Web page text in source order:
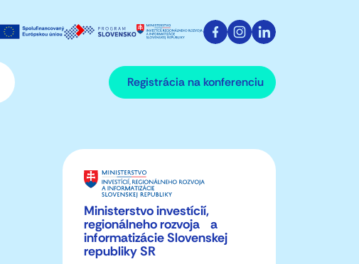
https://https://
Registrácia na konferenciu
Ministerstvo investícií,
regionálneho rozvoja a
informatizácie Slovenskej
republiky SR